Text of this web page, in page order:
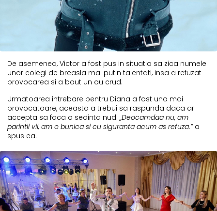
De asemenea, Victor a fost pus in situatia sa zica numele
unor colegi de breasla mai putin talentati, insa a refuzat
provocarea si a baut un ou crud.
Urmatoarea intrebare pentru Diana a fost una mai
provocatoare, aceasta a trebui sa raspunda daca ar
accepta sa faca o sedinta nud. „Deocamdaa nu, am
parintii vii, am o bunica si cu siguranta acum as refuza.” a
spus ea.